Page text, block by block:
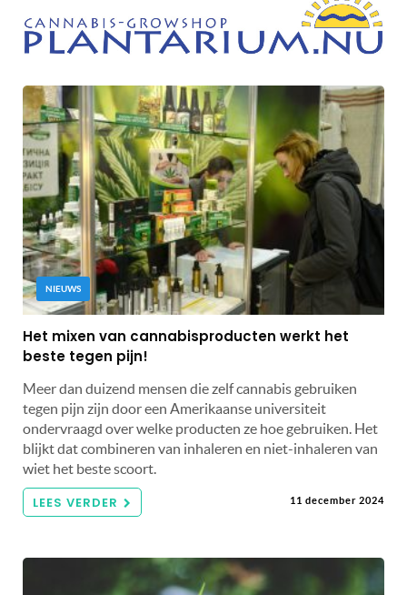
NIEUWS
Het mixen van cannabisproducten werkt het
beste tegen pijn!
Meer dan duizend mensen die zelf cannabis gebruiken
tegen pijn zijn door een Amerikaanse universiteit
ondervraagd over welke producten ze hoe gebruiken. Het
blijkt dat combineren van inhaleren en niet-inhaleren van
wiet het beste scoort.
LEES VERDER 11 december 2024